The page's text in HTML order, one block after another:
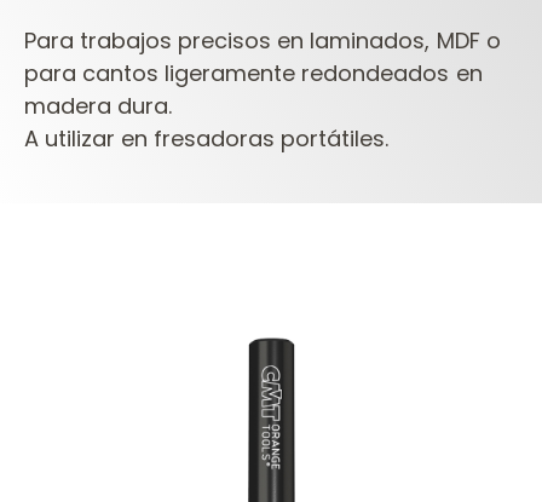
Para trabajos precisos en laminados, MDF o
para cantos ligeramente redondeados en
madera dura.
A utilizar en fresadoras portátiles.